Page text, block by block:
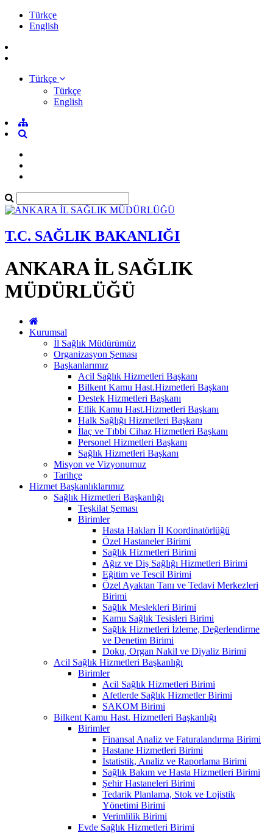
Türkçe
English
Türkçe
Türkçe
English
T.C. SAĞLIK BAKANLIĞI
ANKARA İL SAĞLIK
MÜDÜRLÜĞÜ
Kurumsal
İl Sağlık Müdürümüz
Organizasyon Şeması
Başkanlarımız
Acil Sağlık Hizmetleri Başkanı
Bilkent Kamu Hast.Hizmetleri Başkanı
Destek Hizmetleri Başkanı
Etlik Kamu Hast.Hizmetleri Başkanı
Halk Sağlığı Hizmetleri Başkanı
İlaç ve Tıbbi Cihaz Hizmetleri Başkanı
Personel Hizmetleri Başkanı
Sağlık Hizmetleri Başkanı
Misyon ve Vizyonumuz
Tarihçe
Hizmet Başkanlıklarımız
Sağlık Hizmetleri Başkanlığı
Teşkilat Şeması
Birimler
Hasta Hakları İl Koordinatörlüğü
Özel Hastaneler Birimi
Sağlık Hizmetleri Birimi
Ağız ve Diş Sağlığı Hizmetleri Birimi
Eğitim ve Tescil Birimi
Özel Ayaktan Tanı ve Tedavi Merkezleri
Birimi
Sağlık Meslekleri Birimi
Kamu Sağlık Tesisleri Birimi
Sağlık Hizmetleri İzleme, Değerlendirme
ve Denetim Birimi
Doku, Organ Nakil ve Diyaliz Birimi
Acil Sağlık Hizmetleri Başkanlığı
Birimler
Acil Sağlık Hizmetleri Birimi
Afetlerde Sağlık Hizmetler Birimi
SAKOM Birimi
Bilkent Kamu Hast. Hizmetleri Başkanlığı
Birimler
Finansal Analiz ve Faturalandırma Birimi
Hastane Hizmetleri Birimi
İstatistik, Analiz ve Raporlama Birimi
Sağlık Bakım ve Hasta Hizmetleri Birimi
Şehir Hastaneleri Birimi
Tedarik Planlama, Stok ve Lojistik
Yönetimi Birimi
Verimlilik Birimi
Evde Sağlık Hizmetleri Birimi